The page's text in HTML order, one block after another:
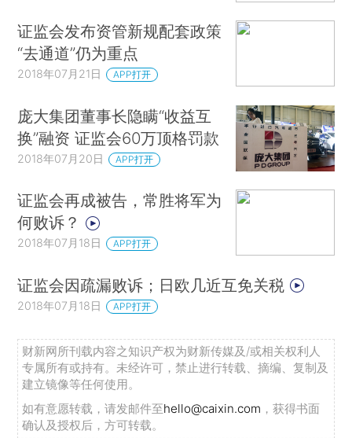
证监会发布资管新规配套政策
“去通道”仍为重点
2018年07月21日 APP打开
庞大集团董事长隐瞒“收益互
换”融资 证监会60万顶格罚款
2018年07月20日 APP打开
证监会再成被告，常胜将军为
何败诉？
2018年07月18日 APP打开
证监会因疏漏败诉；日欧几近互免关税
2018年07月18日 APP打开
财新网所刊载内容之知识产权为财新传媒及/或相关权利人
专属所有或持有。未经许可，禁止进行转载、摘编、复制及
建立镜像等任何使用。
如有意愿转载，请发邮件至hello@caixin.com ，获得书面
确认及授权后，方可转载。